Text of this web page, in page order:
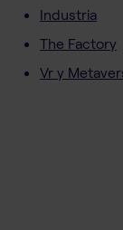
Industria
The Factory
Vr y